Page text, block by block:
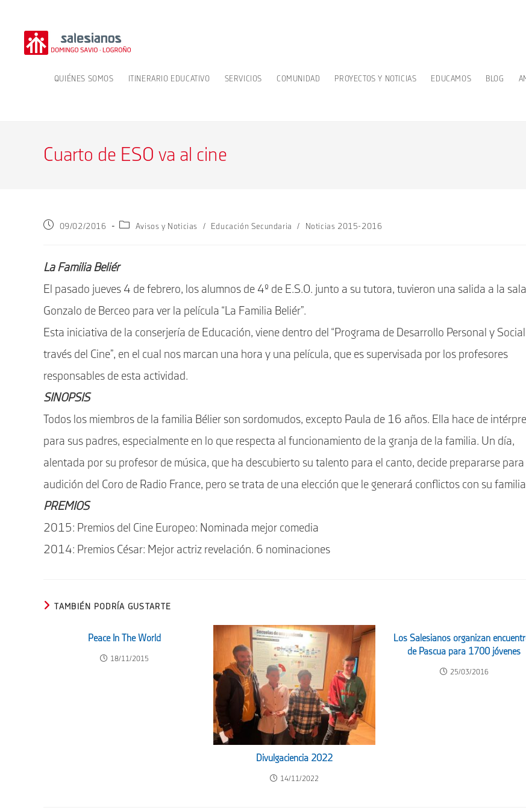
contenido
QUIÉNES SOMOS ITINERARIO EDUCATIVO SERVICIOS COMUNIDAD PROYECTOS Y NOTICIAS EDUCAMOS BLOG
Cuarto de ESO va al cine
Publicación
09/02/2016
CategoríaAvisos y Noticias / Educación Secundaria / Noticias 2015-2016
La Familia Beliér
El pasado jueves 4 de febrero, los alumnos de 4º de E.S.O. junto a su tutora, tuvieron una salida a la sala
Gonzalo de Berceo para ver la película “La Familia Beliér”.
Esta iniciativa de la conserjería de Educación, viene dentro del “Programa de Desarrollo Personal y
través del Cine”, en el cual nos marcan una hora y una película, que es supervisada por los profesores
responsables de esta actividad.
SINOPSIS
Todos los miembros de la familia Bélier son sordomudos, excepto Paula de 16 años. Ella hace de
para sus padres, especialmente en lo que respecta al funcionamiento de la granja de la familia. Un día,
alentada por su profesor de música, que ha descubierto su talento para el canto, decide prepararse para
audición del Coro de Radio France, pero se trata de una elección que le generará conflictos con su
PREMIOS
2015: Premios del Cine Europeo: Nominada mejor comedia
2014: Premios César: Mejor actriz revelación. 6 nominaciones
TAMBIÉN PODRÍA GUSTARTE
Peace In The World
18/11/2015
Divulgaciencia 2022
14/11/2022
Los Salesianos organizan
de Pascua para 1700 jóvenes
25/03/2016